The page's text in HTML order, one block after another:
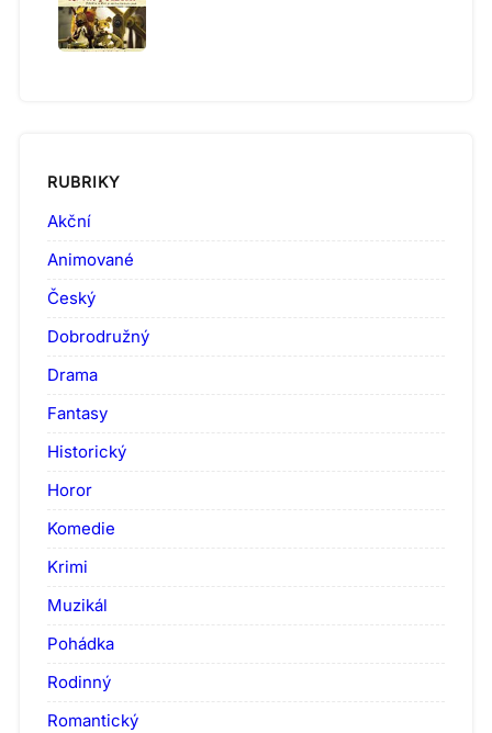
RUBRIKY
Akční
Animované
Český
Dobrodružný
Drama
Fantasy
Historický
Horor
Komedie
Krimi
Muzikál
Pohádka
Rodinný
Romantický